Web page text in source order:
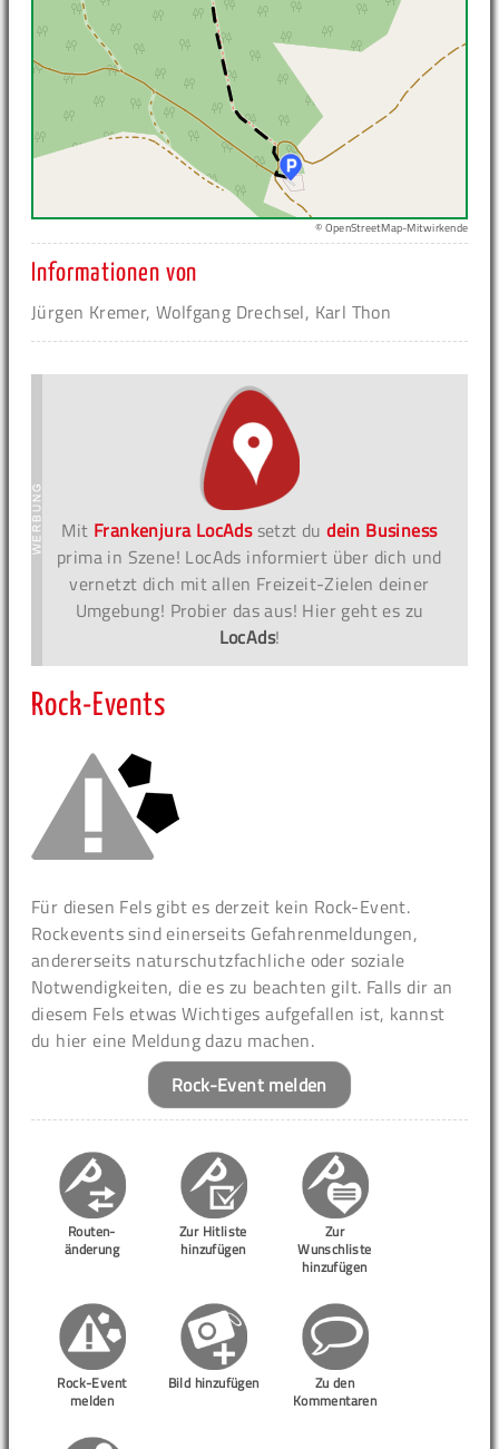
© OpenStreetMap-Mitwirkende
Informationen von
Jürgen Kremer, Wolfgang Drechsel, Karl Thon
Mit Frankenjura LocAdssetzt dudein Business
prima in Szene! LocAds informiert über dich und
vernetzt dich mit allen Freizeit-Zielen deiner
Umgebung! Probier das aus! Hier geht es zu
LocAds!
Rock-Events
Für diesen Fels gibt es derzeit kein Rock-Event.
Rockevents sind einerseits Gefahrenmeldungen,
andererseits naturschutzfachliche oder soziale
Notwendigkeiten, die es zu beachten gilt. Falls dir an
diesem Fels etwas Wichtiges aufgefallen ist, kannst
du hier eine Meldung dazu machen.
Rock-Event melden
Routen-
änderung
Zur Hitliste
hinzufügen
Zur
Wunschliste
hinzufügen
Rock-Event
melden
Bild hinzufügen
Zu den
Kommentaren